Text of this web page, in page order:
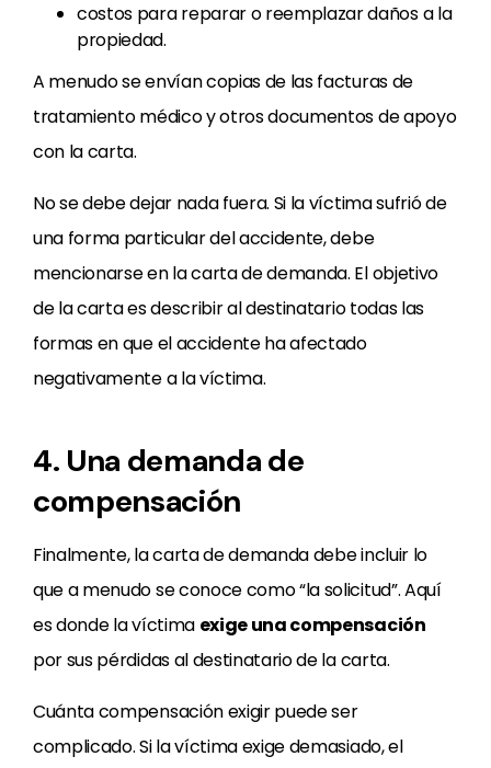
costos para reparar o reemplazar daños a la
propiedad.
A menudo se envían copias de las facturas de
tratamiento médico y otros documentos de apoyo
con la carta.
No se debe dejar nada fuera. Si la víctima sufrió de
una forma particular del accidente, debe
mencionarse en la carta de demanda. El objetivo
de la carta es describir al destinatario todas las
formas en que el accidente ha afectado
negativamente a la víctima.
4. Una demanda de
compensación
Finalmente, la carta de demanda debe incluir lo
que a menudo se conoce como “la solicitud”. Aquí
es donde la víctima exige una compensación
por sus pérdidas al destinatario de la carta.
Cuánta compensación exigir puede ser
complicado. Si la víctima exige demasiado, el